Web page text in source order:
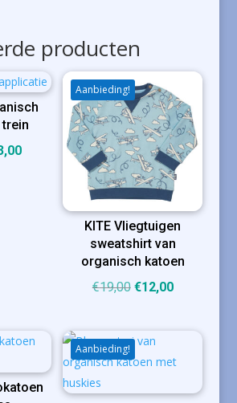
producten
Huidige
Aanbieding!
KITE Vliegtuigen
sweatshirt van
organisch katoen
€19,00 Oorspronkelijke
€19,00.
€12,00Huidige
Aanbieding!